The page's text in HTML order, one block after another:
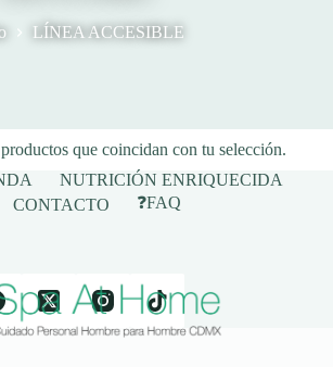
LÍNEA ACCESIBLE
que coincidan con tu selección.
NUTRICIÓN ENRIQUECIDA
CONTACTO
❓FAQ